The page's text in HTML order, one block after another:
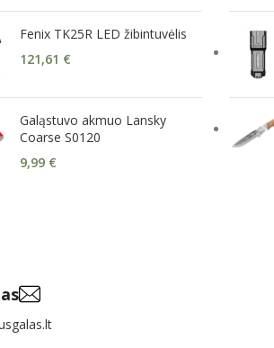
Fenix TK25R LED žibintuvėlis
121,61 €
Galąstuvo akmuo Lansky
Coarse S0120
9,99 €